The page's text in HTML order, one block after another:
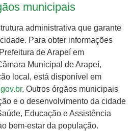
municipais
administrativa que garante
Para obter informações
de Arapeí em
Municipal de Arapeí,
local, está disponível em
. Outros órgãos municipais
e o desenvolvimento da cidade
Educação e Assistência
bem-estar da população.